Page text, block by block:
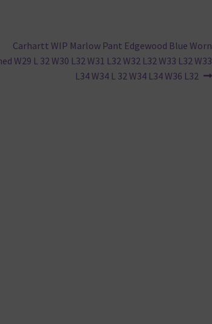
Nächster
Beitrag:
Carhartt WIP Marlow Pant Edgewood Blue Worn
W29 L 32 W30 L32 W31 L32 W32 L32 W33 L32 W33
L34 W34 L 32 W34 L34 W36 L32